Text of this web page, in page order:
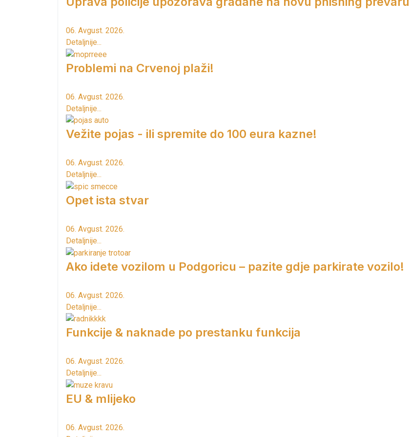
06. Avgust. 2026.
Detaljnije...
Problemi na Crvenoj plaži!
06. Avgust. 2026.
Detaljnije...
Vežite pojas - ili spremite do 100 eura kazne!
06. Avgust. 2026.
Detaljnije...
Opet ista stvar
06. Avgust. 2026.
Detaljnije...
Ako idete vozilom u Podgoricu – pazite gdje parkirate vozilo!
06. Avgust. 2026.
Detaljnije...
Funkcije & naknade po prestanku funkcija
06. Avgust. 2026.
Detaljnije...
EU & mlijeko
06. Avgust. 2026.